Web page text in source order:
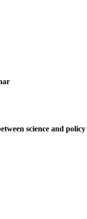
science and